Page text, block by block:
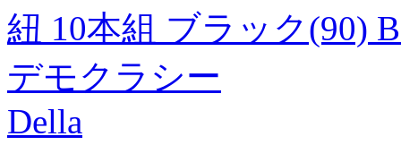
紐 10本組 ブラック(90)
デモクラシー
Della